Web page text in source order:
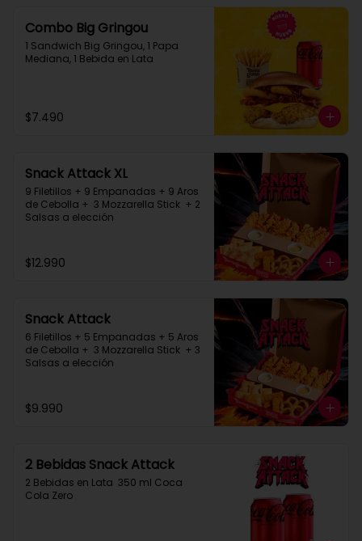
Combo Big Gringou
1 Sandwich Big Gringou, 1 Papa
Mediana, 1 Bebida en Lata
$7.490
Snack Attack XL
9 Filetillos + 9 Empanadas + 9 Aros
de Cebolla +  3 Mozzarella Stick  + 2
Salsas a elección
$12.990
Snack Attack
6 Filetillos + 5 Empanadas + 5 Aros
de Cebolla +  3 Mozzarella Stick  + 3
Salsas a elección
$9.990
2 Bebidas Snack Attack
2 Bebidas en Lata  350 ml Coca
Cola Zero